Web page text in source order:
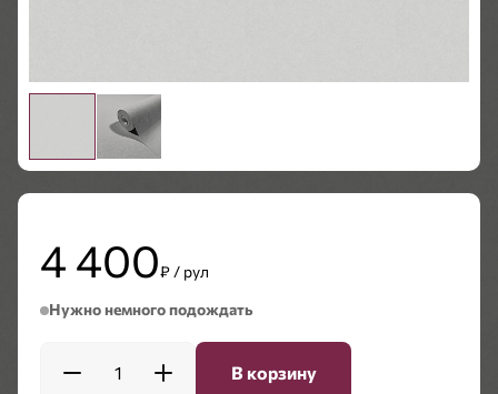
4 400₽ / рул
Нужно немного подождать
1 В корзину